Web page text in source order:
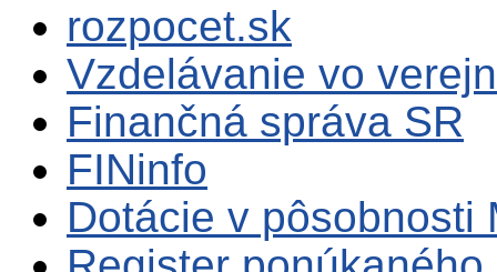
rozpocet.sk
Vzdelávanie vo
Finančná správa SR
FINinfo
Dotácie v pôsobnosti